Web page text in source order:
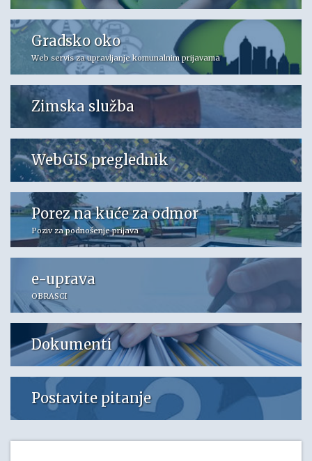
Gradsko oko
Web servis za upravljanje komunalnim prijavama
Zimska služba
WebGIS preglednik
Porez na kuće za odmor
Poziv za podnošenje prijava
e-uprava
OBRASCI
Dokumenti
Postavite pitanje